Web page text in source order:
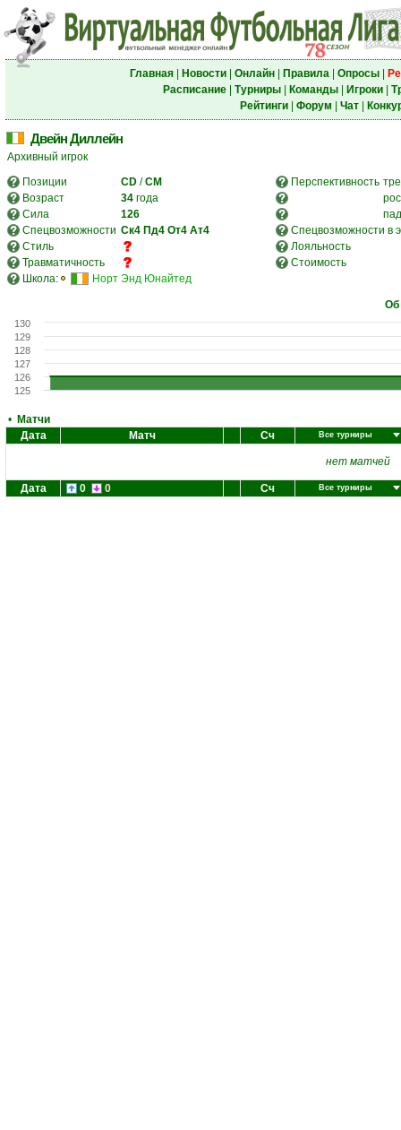
Главная| Новости| Онлайн| Правила| Опросы|
Расписание| Турниры| Команды| Игроки|
Рейтинги| Форум Чат|
Двейн Диллейн
Архивный игрок
Позиции
CD /CM Перспективность
Возраст
34 года
Сила
126
Спецвозможности Ск4 Пд4 От4 Ат4
Спецвозможности в
Стиль
Лояльность
Травматичность
Стоимость
Школа:
Норт Энд Юнайтед
Об
125
126
127
128
129
130
• Матчи
Дата
Матч Сч Все турниры
нет матчей
Дата 0 0 Сч Все турниры